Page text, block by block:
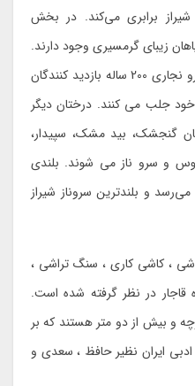
شیراز برابری می‌کند. در بخش
زیبای گرمسیری وجود دارند.
قابل ذکر است که درختان زیبای سرو نجاری 200 ساله بازدید کنندگان
خود جلب می کنند. درختان دیگر
گنجشک، بید مشک، سپیدار،
و سرو ناز می شوند. بلندی
ناز این باغ به 35 متر می‌رسد و بلندترین سروناز شیراز
، کاشی کاری ، سنگ تراشی ،
قاجار در نظر گرفته شده است.
و بیش از دو متر هستند که بر
ایران نظیر حافظ ، سعدی و